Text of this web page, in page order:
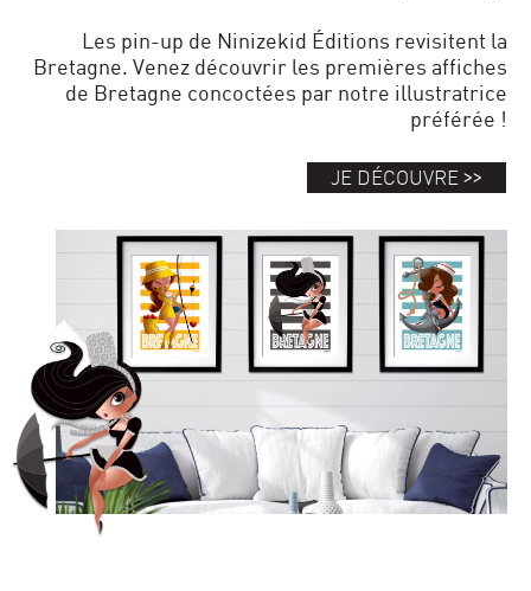
Les pin-up de Ninizekid Éditions revisitent la
Bretagne. Venez découvrir les premières affiches
de Bretagne concoctées par notre illustratrice
préférée !
JE DÉCOUVRE >>